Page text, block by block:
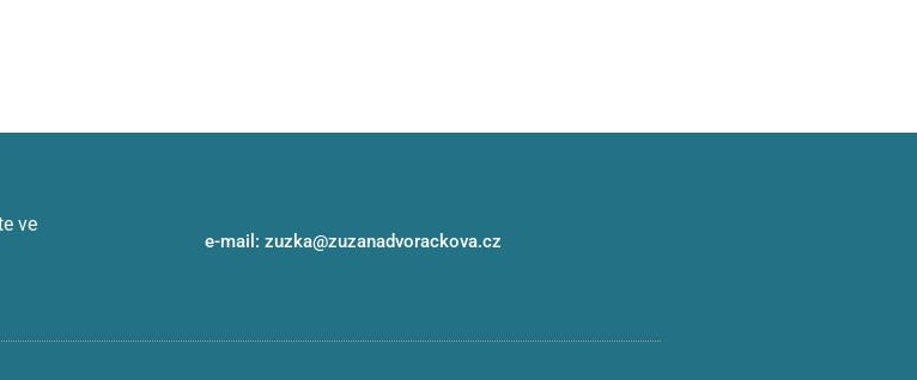
ve
e-mail: zuzka@zuzanadvorackova.cz